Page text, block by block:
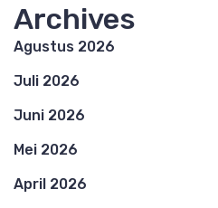
Archives
Agustus 2026
Juli 2026
Juni 2026
Mei 2026
April 2026